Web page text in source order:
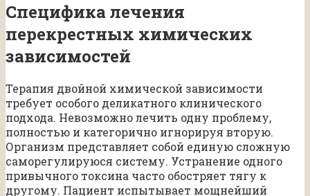
Специфика лечения
перекрестных химических
зависимостей
Терапия двойной химической зависимости
требует особого деликатного клинического
подхода. Невозможно лечить одну проблему,
полностью и категорично игнорируя вторую.
Организм представляет собой единую сложную
саморегулируюся систему. Устранение одного
привычного токсина часто обостряет тягу к
другому. Пациент испытывает мощнейший